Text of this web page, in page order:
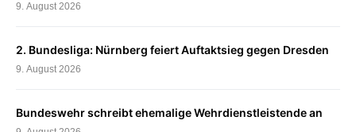
9. August 2026
2. Bundesliga: Nürnberg feiert Auftaktsieg gegen Dresden
9. August 2026
Bundeswehr schreibt ehemalige Wehrdienstleistende an